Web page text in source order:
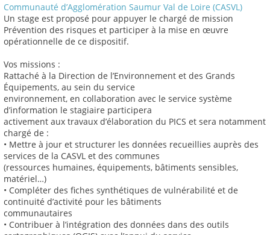
Communauté d’Agglomération Saumur Val de Loire (CASVL)
Un stage est proposé pour appuyer le chargé de mission
Prévention des risques et participer à la mise en œuvre
opérationnelle de ce dispositif.
Vos missions :
Rattaché à la Direction de l’Environnement et des Grands
Équipements, au sein du service
environnement, en collaboration avec le service système
d’information le stagiaire participera
activement aux travaux d’élaboration du PICS et sera notamment
chargé de :
• Mettre à jour et structurer les données recueillies auprès des
services de la CASVL et des communes
(ressources humaines, équipements, bâtiments sensibles,
matériel…)
• Compléter des fiches synthétiques de vulnérabilité et de
continuité d’activité pour les bâtiments
communautaires
• Contribuer à l’intégration des données dans des outils